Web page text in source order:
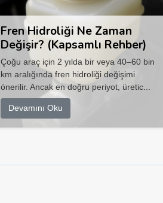
Fren Hidroliği Ne Zaman
Değişir? (Kapsamlı Rehber)
Çoğu araç için 2 yılda bir veya 40–60 bin
km aralığında fren hidroliği değişimi
önerilir. Ancak en doğru periyot, üretic...
Devamını Oku